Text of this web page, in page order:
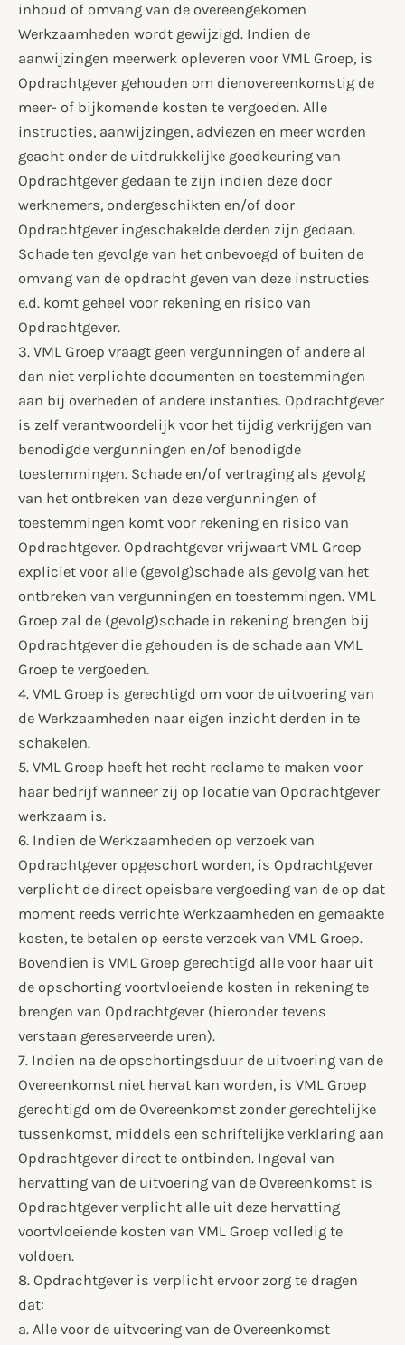
inhoud of omvang van de overeengekomen
Werkzaamheden wordt gewijzigd. Indien de
aanwijzingen meerwerk opleveren voor VML Groep, is
Opdrachtgever gehouden om dienovereenkomstig de
meer- of bijkomende kosten te vergoeden. Alle
instructies, aanwijzingen, adviezen en meer worden
geacht onder de uitdrukkelijke goedkeuring van
Opdrachtgever gedaan te zijn indien deze door
werknemers, ondergeschikten en/of door
Opdrachtgever ingeschakelde derden zijn gedaan.
Schade ten gevolge van het onbevoegd of buiten de
omvang van de opdracht geven van deze instructies
e.d. komt geheel voor rekening en risico van
Opdrachtgever.
3. VML Groep vraagt geen vergunningen of andere al
dan niet verplichte documenten en toestemmingen
aan bij overheden of andere instanties. Opdrachtgever
is zelf verantwoordelijk voor het tijdig verkrijgen van
benodigde vergunningen en/of benodigde
toestemmingen. Schade en/of vertraging als gevolg
van het ontbreken van deze vergunningen of
toestemmingen komt voor rekening en risico van
Opdrachtgever. Opdrachtgever vrijwaart VML Groep
expliciet voor alle (gevolg)schade als gevolg van het
ontbreken van vergunningen en toestemmingen. VML
Groep zal de (gevolg)schade in rekening brengen bij
Opdrachtgever die gehouden is de schade aan VML
Groep te vergoeden.
4. VML Groep is gerechtigd om voor de uitvoering van
de Werkzaamheden naar eigen inzicht derden in te
schakelen.
5. VML Groep heeft het recht reclame te maken voor
haar bedrijf wanneer zij op locatie van Opdrachtgever
werkzaam is.
6. Indien de Werkzaamheden op verzoek van
Opdrachtgever opgeschort worden, is Opdrachtgever
verplicht de direct opeisbare vergoeding van de op dat
moment reeds verrichte Werkzaamheden en gemaakte
kosten, te betalen op eerste verzoek van VML Groep.
Bovendien is VML Groep gerechtigd alle voor haar uit
de opschorting voortvloeiende kosten in rekening te
brengen van Opdrachtgever (hieronder tevens
verstaan gereserveerde uren).
7. Indien na de opschortingsduur de uitvoering van de
Overeenkomst niet hervat kan worden, is VML Groep
gerechtigd om de Overeenkomst zonder gerechtelijke
tussenkomst, middels een schriftelijke verklaring aan
Opdrachtgever direct te ontbinden. Ingeval van
hervatting van de uitvoering van de Overeenkomst is
Opdrachtgever verplicht alle uit deze hervatting
voortvloeiende kosten van VML Groep volledig te
voldoen.
8. Opdrachtgever is verplicht ervoor zorg te dragen
dat:
a. Alle voor de uitvoering van de Overeenkomst